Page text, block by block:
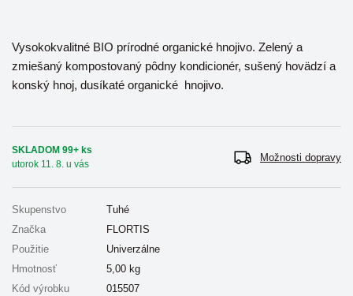
Vysokokvalitné BIO prírodné organické hnojivo. Zelený a
zmiešaný kompostovaný pôdny kondicionér, sušený hovädzí a
konský hnoj, dusíkaté organické hnojivo.
SKLADOM 99+ ks
utorok 11. 8. u vás
Možnosti dopravy
Skupenstvo
Tuhé
Značka
FLORTIS
Použitie
Univerzálne
Hmotnosť
5,00 kg
Kód výrobku
015507